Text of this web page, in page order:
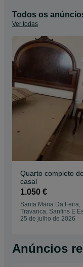
Todos os
Ver todas
Quarto completo de
casal
1.050 €
Santa Maria Da Feira,
Travanca, Sanfins E
25 de julho de 2026
Anúncios